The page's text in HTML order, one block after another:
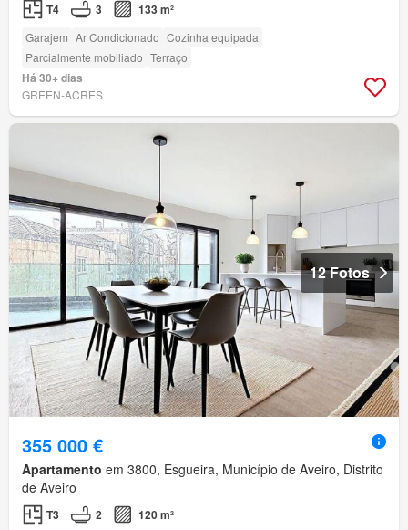
T4 3 133 m²
Garajem Ar Condicionado Cozinha equipada
Parcialmente mobiliado Terraço
Há 30+ dias
GREEN-ACRES
12 Fotos
355 000 €
Apartamento em 3800, Esgueira, Município de Aveiro, Distrito
de Aveiro
T3 2 120 m²